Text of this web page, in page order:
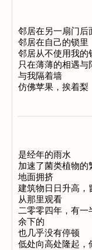
邻居在另一扇门后
邻居在自己的锁里
邻居从不使用我的
只在薄薄的相遇与
与我隔着墙
是经年的雨水
加速了菌类植物的
地面拥挤
建筑物日日升高，
从那里观看
二零零四年，有一
余下的
也几乎没有停顿
低处向高处隆起，